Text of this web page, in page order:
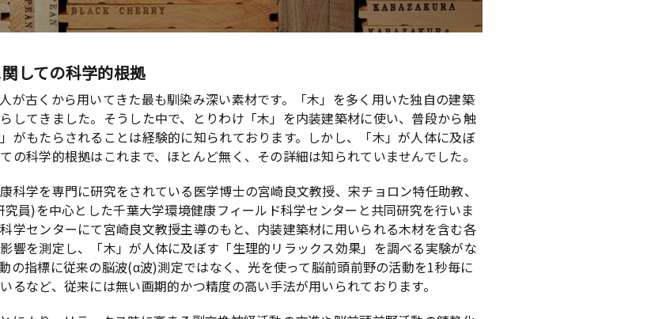
しての科学的根拠
が古くから用いてきた最も馴染み深い素材です。「木」を多く用いた独自の建築
してきました。そうした中で、とりわけ「木」を内装建築材に使い、普段から触
がもたらされることは経験的に知られております。しかし、「木」が人体に及ぼ
の科学的根拠はこれまで、ほとんど無く、その詳細は知られていませんでした。
科学を専門に研究をされている医学博士の宮崎良文教授、宋チョロン特任助教、
員)を中心とした千葉大学環境健康フィールド科学センターと共同研究を行いま
学センターにて宮崎良文教授主導のもと、内装建築材に用いられる木材を含む各
響を測定し、「木」が人体に及ぼす「生理的リラックス効果」を調べる実験がな
の指標に従来の脳波(α波)測定ではなく、光を使って脳前頭前野の活動を1秒毎に
るなど、従来には無い画期的かつ精度の高い手法が用いられております。